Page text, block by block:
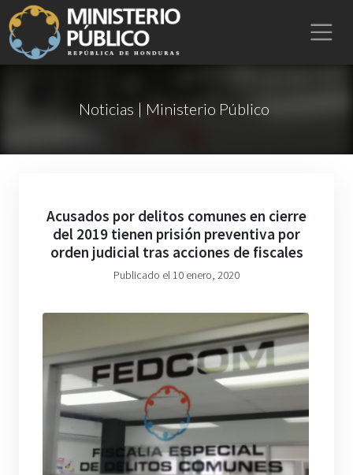
Noticias | Ministerio Público
Acusados por delitos comunes en cierre
del 2019 tienen prisión preventiva por
orden judicial tras acciones de fiscales
Publicado el 10 enero, 2020